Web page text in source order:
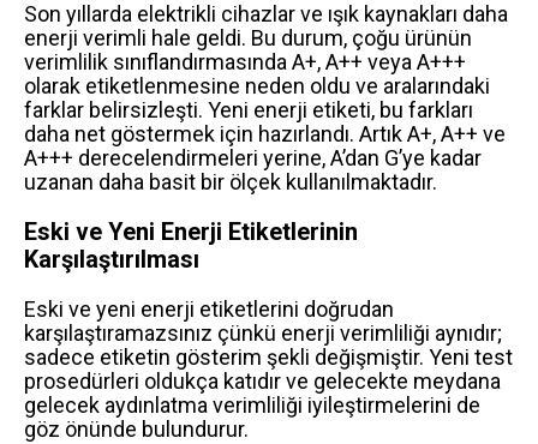
Son yıllarda elektrikli cihazlar ve ışık kaynakları daha
enerji verimli hale geldi. Bu durum, çoğu ürünün
verimlilik sınıflandırmasında A+, A++ veya A+++
olarak etiketlenmesine neden oldu ve aralarındaki
farklar belirsizleşti. Yeni enerji etiketi, bu farkları
daha net göstermek için hazırlandı. Artık A+, A++ ve
A+++ derecelendirmeleri yerine, A’dan G’ye kadar
uzanan daha basit bir ölçek kullanılmaktadır.
Eski ve Yeni Enerji Etiketlerinin
Karşılaştırılması
Eski ve yeni enerji etiketlerini doğrudan
karşılaştıramazsınız çünkü enerji verimliliği aynıdır;
sadece etiketin gösterim şekli değişmiştir. Yeni test
prosedürleri oldukça katıdır ve gelecekte meydana
gelecek aydınlatma verimliliği iyileştirmelerini de
göz önünde bulundurur.